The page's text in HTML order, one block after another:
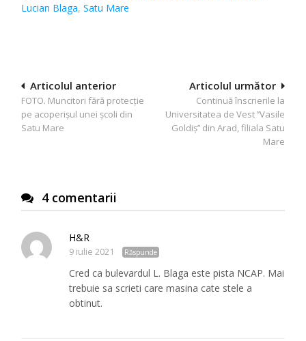
Lucian Blaga,Satu Mare
Navigare
în
articole
Articolul următor
Continuă înscrierile la
Universitatea de Vest ’’Vasile
Goldiș’’ din Arad, filiala Satu
Mare
Articolul anterior
FOTO. Muncitori fără protecție
pe acoperișul unei școli din
Satu Mare
4 comentarii
H&R
9 iulie 2021 Răspunde
Cred ca bulevardul L. Blaga este pista NCAP. Mai
trebuie sa scrieti care masina cate stele a
obtinut.